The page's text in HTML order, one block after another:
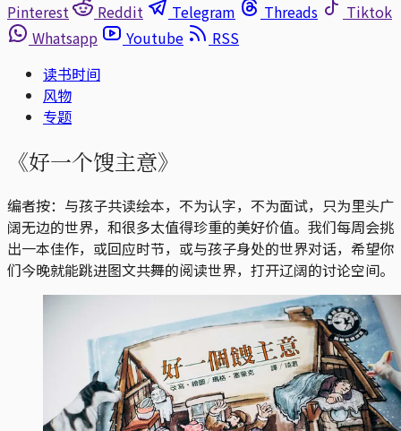
Pinterest
Reddit Telegram Threads
Tiktok
Whatsapp
Youtube
RSS
读书时间
风物
专题
《好一个馊主意》
编者按：与孩子共读绘本，不为认字，不为面试，只为里头广
阔无边的世界，和很多太值得珍重的美好价值。我们每周会挑
出一本佳作，或回应时节，或与孩子身处的世界对话，希望你
们今晚就能跳进图文共舞的阅读世界，打开辽阔的讨论空间。